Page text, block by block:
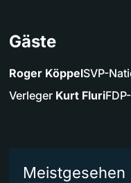
Gäste
Roger KöppelSVP-
Verleger Kurt Fluri
Meistgesehen